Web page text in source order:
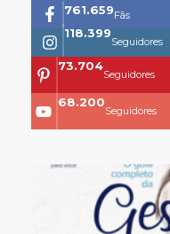
761.659Fãs
118.399
Seguidores
73.704
Seguidores
68.200
Seguidores